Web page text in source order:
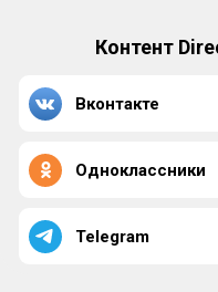
Контент
Вконтакте
Одноклассники
Telegram